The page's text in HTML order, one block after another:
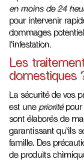
en moins de 24
pour intervenir
dommages
l'infestation.
Les
domestiques
La sécurité de vos
est une prioritépour
sont élaborés de
garantissant qu'ils
famille. Des
de produits